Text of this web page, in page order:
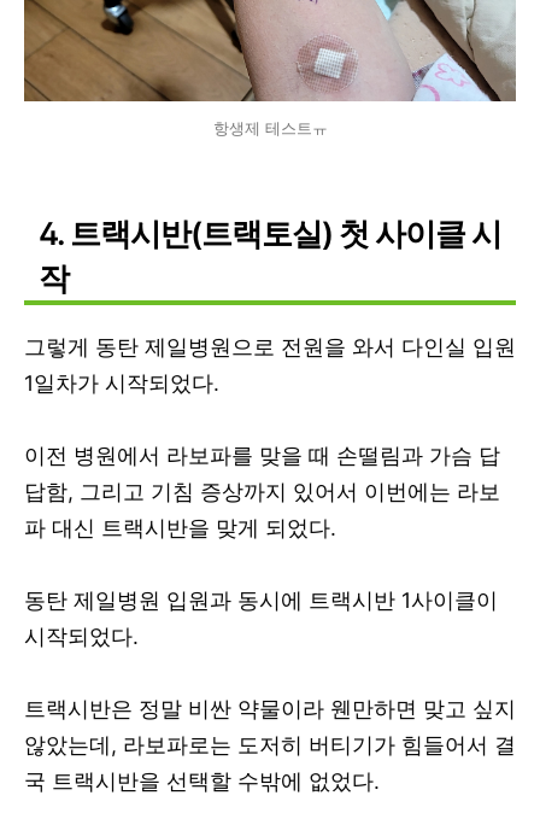
항생제 테스트ㅠ
4. 트랙시반(트랙토실) 첫 사이클 시
작
그렇게 동탄 제일병원으로 전원을 와서 다인실 입원
1일차가 시작되었다.
이전 병원에서 라보파를 맞을 때 손떨림과 가슴 답
답함, 그리고 기침 증상까지 있어서 이번에는 라보
파 대신 트랙시반을 맞게 되었다.
동탄 제일병원 입원과 동시에 트랙시반 1사이클이
시작되었다.
트랙시반은 정말 비싼 약물이라 웬만하면 맞고 싶지
않았는데, 라보파로는 도저히 버티기가 힘들어서 결
국 트랙시반을 선택할 수밖에 없었다.